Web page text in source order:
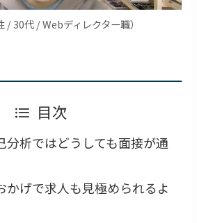
/ 30代 / Webディレクター職）
目次
分析ではどうしても面接が通
かげで求人も見極められるよ